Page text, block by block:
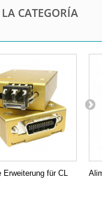
CATEGORÍA
für CL